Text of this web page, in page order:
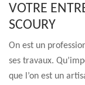
VOTRE
SCOURY
On est un
ses travaux.
que l’on est un